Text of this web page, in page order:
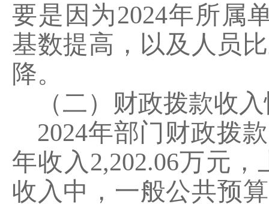
要是因为2024年所属
基数提高，以及人员
降。
（二）财政拨款收
2024年部门财政拨
年收入 2,202.06万元，
收入中，一般公共预